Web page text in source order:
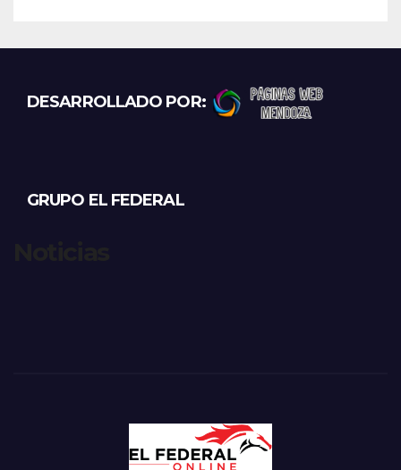
DESARROLLADO POR:
GRUPO EL FEDERAL